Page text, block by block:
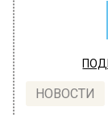
НОВОСТИ